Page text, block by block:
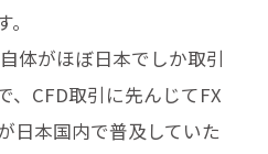
体がほぼ日本でしか取引
、CFD取引に先んじてFX
日本国内で普及していた